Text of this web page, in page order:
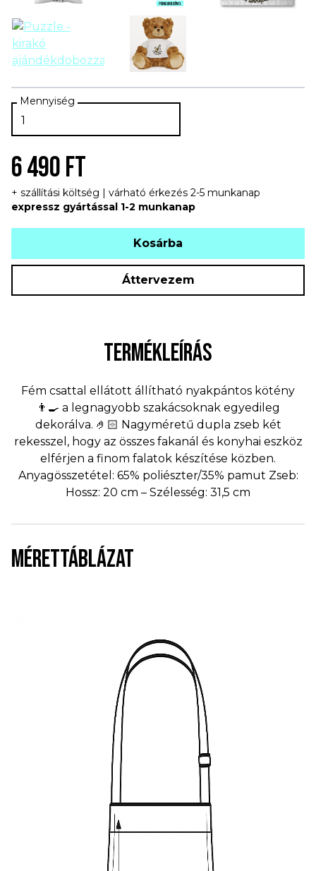
6 490 FT
+ szállítási költség | várható érkezés 2-5 munkanap
expressz gyártással 1-2 munkanap
Kosárba
Áttervezem
TERMÉKLEÍRÁS
Fém csattal ellátott állítható nyakpántos kötény
👨‍🍳 a legnagyobb szakácsoknak egyedileg
dekorálva. 🤌🏻 Nagyméretű dupla zseb két
rekesszel, hogy az összes fakanál és konyhai eszköz
elférjen a finom falatok készítése közben.
Anyagösszetétel: 65% poliészter/35% pamut Zseb:
Hossz: 20 cm – Szélesség: 31,5 cm
MÉRETTÁBLÁZAT